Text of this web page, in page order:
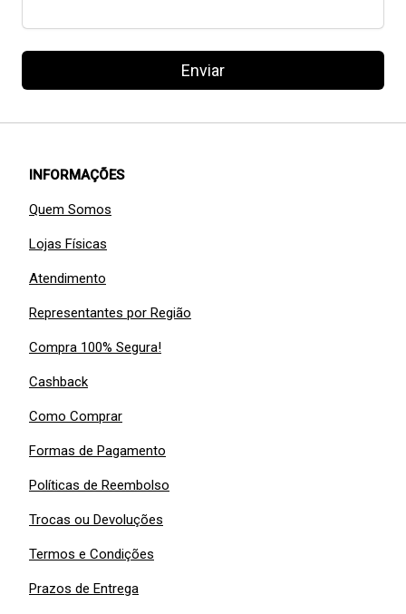
Enviar
INFORMAÇÕES
Quem Somos
Lojas Físicas
Atendimento
Representantes por Região
Compra 100% Segura!
Cashback
Como Comprar
Formas de Pagamento
Políticas de Reembolso
Trocas ou Devoluções
Termos e Condições
Prazos de Entrega